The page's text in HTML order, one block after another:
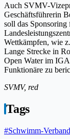
Auch SVMV-
Geschäftsführerin
soll das
Wettkämpfen, wie
Lange Strecke in
Open Water im
Funktionäre zu
SVMV, red
Tags
#Schwimm-